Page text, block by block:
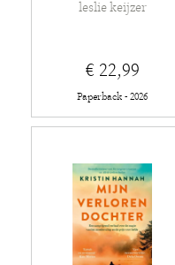
leslie keijzer
€ 22,99
Paperback - 2026